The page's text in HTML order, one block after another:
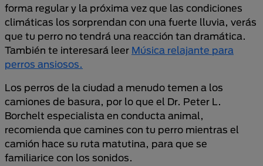
forma regular y la próxima vez que las condiciones
climáticas los sorprendan con una fuerte lluvia, verás
que tu perro no tendrá una reacción tan dramática.
También te interesará leer Música relajante para
perros ansiosos.
Los perros de la ciudad a menudo temen a los
camiones de basura, por lo que el Dr. Peter L.
Borchelt especialista en conducta animal,
recomienda que camines con tu perro mientras el
camión hace su ruta matutina, para que se
familiarice con los sonidos.